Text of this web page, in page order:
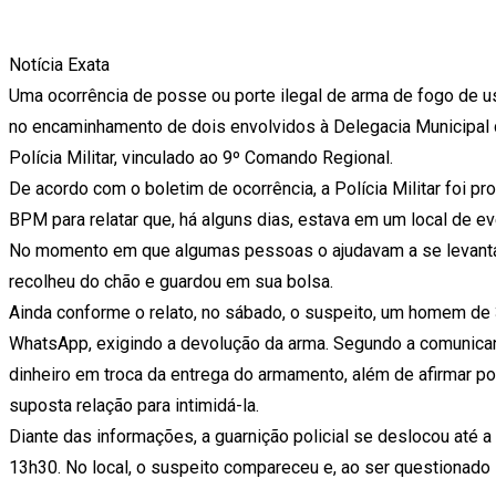
Notícia Exata
Uma ocorrência de posse ou porte ilegal de arma de fogo de
no encaminhamento de dois envolvidos à Delegacia
Polícia Militar, vinculado ao 9º Comando Regional.
De acordo com o boletim de ocorrência, a Polícia Militar foi
BPM para relatar que, há alguns dias, estava em um local de
No momento em que algumas pessoas o ajudavam a se
recolheu do chão e guardou em sua bolsa.
Ainda conforme o relato, no sábado, o suspeito, um homem
WhatsApp, exigindo a devolução da arma. Segundo a
dinheiro em troca da entrega do armamento, além de afirmar
suposta relação para intimidá-la.
Diante das informações, a guarnição policial se deslocou até
13h30. No local, o suspeito compareceu e, ao ser